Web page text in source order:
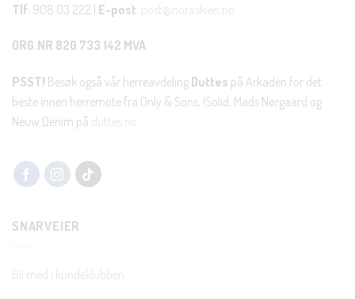
Tlf: 908 03 222 | E-post: post@noraskien.no
ORG.NR 820 733 142 MVA
PSST! Besøk også vår herreavdeling Duttes på Arkaden for det
beste innen herremote fra Only & Sons, !Solid, Mads Nørgaard og
Neuw Denim på duttes.no
SNARVEIER
Bli med i kundeklubben